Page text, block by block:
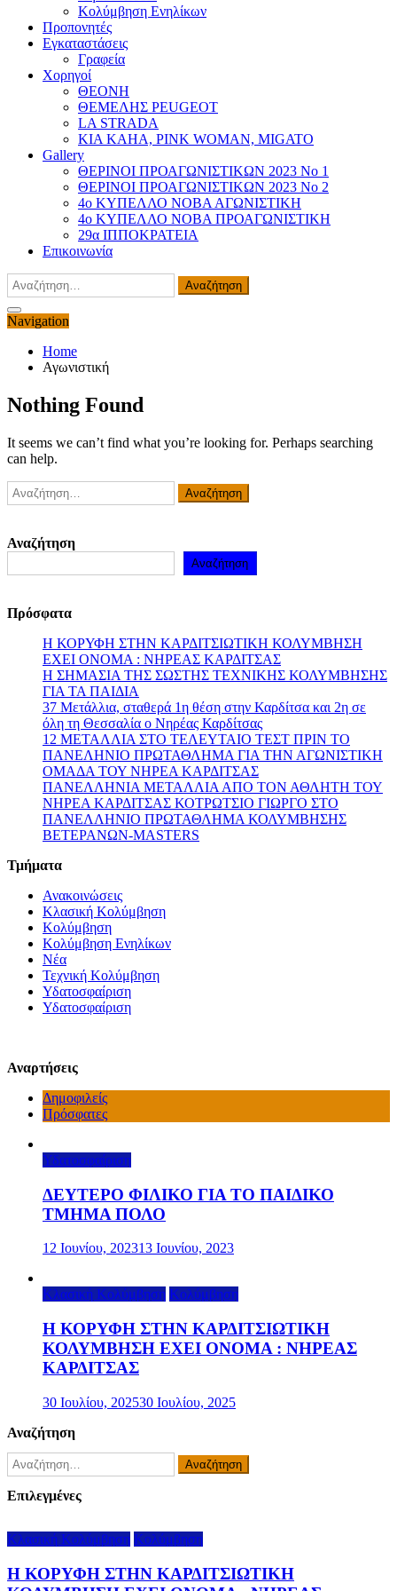
Κολύμβηση Ενηλίκων
Προπονητές
Εγκαταστάσεις
Γραφεία
Χορηγοί
ΘΕΟΝΗ
ΘΕΜΕΛΗΣ PEUGEOT
LA STRADA
KIA KAHA, PINK WOMAN, MIGATO
Gallery
ΘΕΡΙΝΟΙ ΠΡΟΑΓΩΝΙΣΤΙΚΩΝ 2023 Νο 1
ΘΕΡΙΝΟΙ ΠΡΟΑΓΩΝΙΣΤΙΚΩΝ 2023 Νο 2
4ο ΚΥΠΕΛΛΟ ΝΟΒΑ ΑΓΩΝΙΣΤΙΚΗ
4ο ΚΥΠΕΛΛΟ ΝΟΒΑ ΠΡΟΑΓΩΝΙΣΤΙΚΗ
29α ΙΠΠΟΚΡΑΤΕΙΑ
Επικοινωνία
Αναζήτηση
για:
Navigation
Home
Αγωνιστική
Nothing Found
It seems we can’t find what you’re looking for. Perhaps searching
can help.
Αναζήτηση
για:
Αναζήτηση
Αναζήτηση
Πρόσφατα
Η ΚΟΡΥΦΗ ΣΤΗΝ ΚΑΡΔΙΤΣΙΩΤΙΚΗ ΚΟΛΥΜΒΗΣΗ
ΕΧΕΙ ΟΝΟΜΑ : ΝΗΡΕΑΣ ΚΑΡΔΙΤΣΑΣ
Η ΣΗΜΑΣΙΑ ΤΗΣ ΣΩΣΤΗΣ ΤΕΧΝΙΚΗΣ ΚΟΛΥΜΒΗΣΗΣ
ΓΙΑ ΤΑ ΠΑΙΔΙΑ
37 Μετάλλια, σταθερά 1η θέση στην Καρδίτσα και 2η σε
όλη τη Θεσσαλία ο Νηρέας Καρδίτσας
12 ΜΕΤΑΛΛΙΑ ΣΤΟ ΤΕΛΕΥΤΑΙΟ ΤΕΣΤ ΠΡΙΝ ΤΟ
ΠΑΝΕΛΗΝΙΟ ΠΡΩΤΑΘΛΗΜΑ ΓΙΑ ΤΗΝ ΑΓΩΝΙΣΤΙΚΗ
ΟΜΑΔΑ ΤΟΥ ΝΗΡΕΑ ΚΑΡΔΙΤΣΑΣ
ΠΑΝΕΛΛΗΝΙΑ ΜΕΤΑΛΛΙΑ ΑΠΟ ΤΟΝ ΑΘΛΗΤΗ ΤΟΥ
ΝΗΡΕΑ ΚΑΡΔΙΤΣΑΣ ΚΟΤΡΩΤΣΙΟ ΓΙΩΡΓΟ ΣΤΟ
ΠΑΝΕΛΛΗΝΙΟ ΠΡΩΤΑΘΛΗΜΑ ΚΟΛΥΜΒΗΣΗΣ
ΒΕΤΕΡΑΝΩΝ-MASTERS
Τμήματα
Ανακοινώσεις
Κλασική Κολύμβηση
Κολύμβηση
Κολύμβηση Ενηλίκων
Νέα
Τεχνική Κολύμβηση
Υδατοσφαίριση
Υδατοσφαίριση
Αναρτήσεις
Δημοφιλείς
Πρόσφατες
Υδατοσφαίριση
ΔΕΥΤΕΡΟ ΦΙΛΙΚΟ ΓΙΑ ΤΟ ΠΑΙΔΙΚΟ
ΤΜΗΜΑ ΠΟΛΟ
12 Ιουνίου, 202313 Ιουνίου, 2023
Κλασική Κολύμβηση Κολύμβηση
Η ΚΟΡΥΦΗ ΣΤΗΝ ΚΑΡΔΙΤΣΙΩΤΙΚΗ
ΚΟΛΥΜΒΗΣΗ ΕΧΕΙ ΟΝΟΜΑ : ΝΗΡΕΑΣ
ΚΑΡΔΙΤΣΑΣ
30 Ιουλίου, 202530 Ιουλίου, 2025
Αναζήτηση
Αναζήτηση
για:
Επιλεγμένες
Κλασική Κολύμβηση Κολύμβηση
Η ΚΟΡΥΦΗ ΣΤΗΝ ΚΑΡΔΙΤΣΙΩΤΙΚΗ